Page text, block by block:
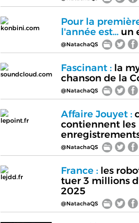
konbini.com
Pour la
l'année est...un
@NatachaQS
soundcloud.com
Fascinant :la
chanson de la
@NatachaQS
lepoint.fr
Affaire Jouyet :
contiennent les
@NatachaQS
lejdd.fr
France :les
tuer 3 millions
2025
@NatachaQS